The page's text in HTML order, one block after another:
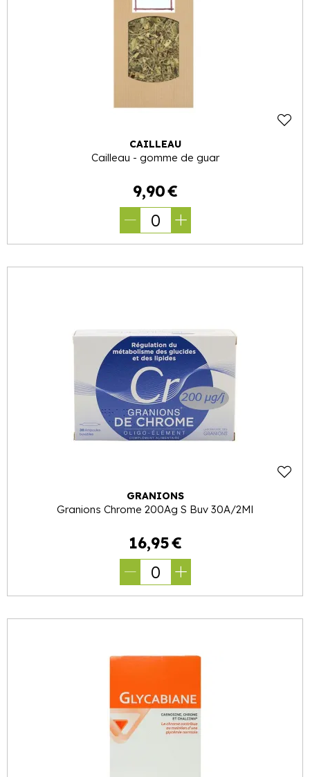
CAILLEAU
Cailleau - gomme de guar
9,90€
0
GRANIONS
Granions Chrome 200Ag S Buv 30A/2Ml
16,95€
0